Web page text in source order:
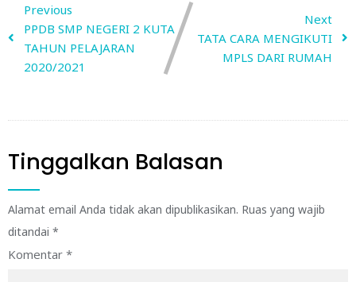
Previous
PPDB SMP NEGERI 2 KUTA
TAHUN PELAJARAN
2020/2021
Next
TATA CARA MENGIKUTI
MPLS DARI RUMAH
Tinggalkan Balasan
Alamat email Anda tidak akan dipublikasikan. Ruas yang wajib
ditandai *
Komentar *